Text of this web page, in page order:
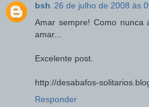
bsh 26 de julho de 2008 às
Amar sempre! Como nunca
amar...
Excelente post.
http://desabafos-
Responder